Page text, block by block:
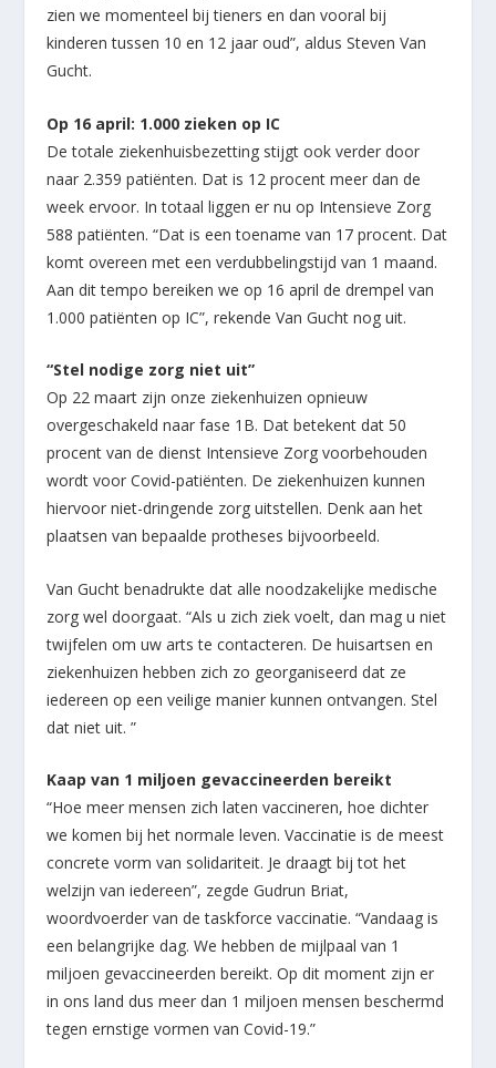
zien we momenteel bij tieners en dan vooral bij
kinderen tussen 10 en 12 jaar oud”, aldus Steven Van
Gucht.
Op 16 april: 1.000 zieken op IC
De totale ziekenhuisbezetting stijgt ook verder door
naar 2.359 patiënten. Dat is 12 procent meer dan de
week ervoor. In totaal liggen er nu op Intensieve Zorg
588 patiënten. “Dat is een toename van 17 procent. Dat
komt overeen met een verdubbelingstijd van 1 maand.
Aan dit tempo bereiken we op 16 april de drempel van
1.000 patiënten op IC”, rekende Van Gucht nog uit.
“Stel nodige zorg niet uit”
Op 22 maart zijn onze ziekenhuizen opnieuw
overgeschakeld naar fase 1B. Dat betekent dat 50
procent van de dienst Intensieve Zorg voorbehouden
wordt voor Covid-patiënten. De ziekenhuizen kunnen
hiervoor niet-dringende zorg uitstellen. Denk aan het
plaatsen van bepaalde protheses bijvoorbeeld.
Van Gucht benadrukte dat alle noodzakelijke medische
zorg wel doorgaat. “Als u zich ziek voelt, dan mag u niet
twijfelen om uw arts te contacteren. De huisartsen en
ziekenhuizen hebben zich zo georganiseerd dat ze
iedereen op een veilige manier kunnen ontvangen. Stel
dat niet uit. ”
Kaap van 1 miljoen gevaccineerden bereikt
“Hoe meer mensen zich laten vaccineren, hoe dichter
we komen bij het normale leven. Vaccinatie is de meest
concrete vorm van solidariteit. Je draagt bij tot het
welzijn van iedereen”, zegde Gudrun Briat,
woordvoerder van de taskforce vaccinatie. “Vandaag is
een belangrijke dag. We hebben de mijlpaal van 1
miljoen gevaccineerden bereikt. Op dit moment zijn er
in ons land dus meer dan 1 miljoen mensen beschermd
tegen ernstige vormen van Covid-19.”